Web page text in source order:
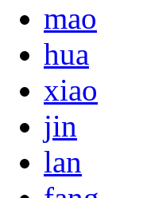
mao
hua
xiao
jin
lan